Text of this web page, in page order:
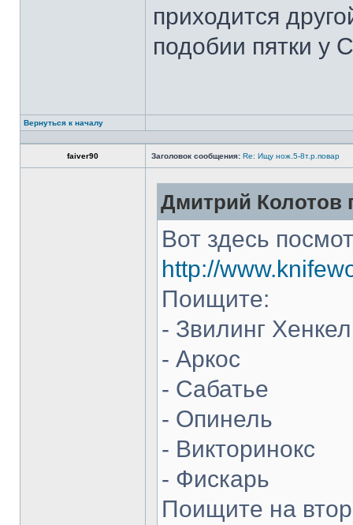
приходится
подобии пятки у
Вернуться к началу
faiver90 Заголовок сообщения: Re: Ищу нож.5-8т.р.повар
Дмитрий Колотов
Вот здесь
http://
Поищите:
- Звилинг
- Аркос
- Сабатье
- Опинель
- Викторинокс
- Фискарь
Поищите на